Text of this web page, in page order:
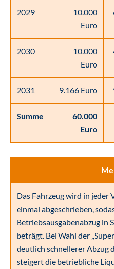
2029
10.000
Euro
2030
10.000
Euro
2031 9.166 Euro
Summe
60.000
Euro
Das Fahrzeug wird in jeder
einmal abgeschrieben,
Betriebsausgabenabzug in
beträgt. Bei Wahl der
deutlich schnellerer Abzug
steigert die betriebliche